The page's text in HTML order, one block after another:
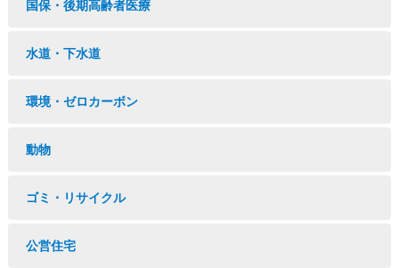
国保・後期高齢者医療
水道・下水道
環境・ゼロカーボン
動物
ゴミ・リサイクル
公営住宅